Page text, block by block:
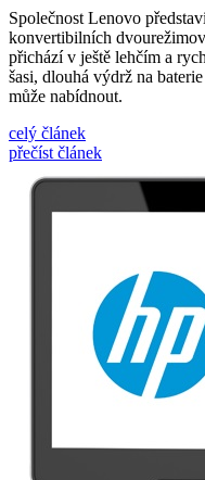
Společnost Lenovo
konvertibilních
přichází v ještě lehčím a
šasi, dlouhá výdrž na
může nabídnout.
celý článek
přečíst článek